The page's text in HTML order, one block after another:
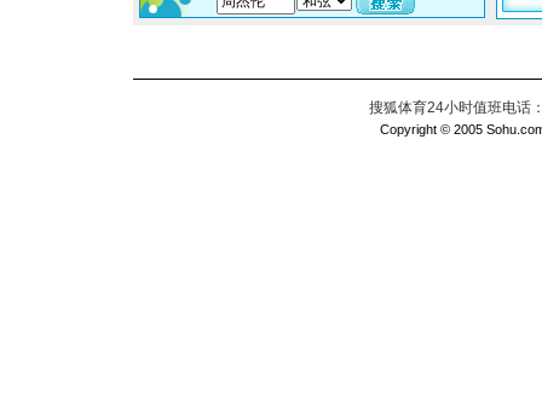
搜狐体育24小时值班电话
Copyright © 2005